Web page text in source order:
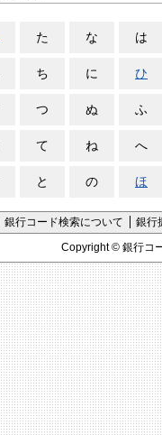
た な は
ち に ひ
つ ぬ ふ
て ね へ
と の ほ
銀行コード検索について
銀行
Copyright © 銀行コ